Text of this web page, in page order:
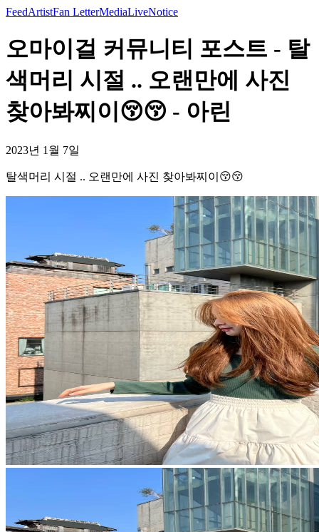
FeedArtistFan LetterMediaLiveNotice
오마이걸 커뮤니티 포스트 - 탈
색머리 시절 .. 오랜만에 사진
찾아봐찌이😚😚 - 아린
2023년 1월 7일
탈색머리 시절 .. 오랜만에 사진 찾아봐찌이😚😚